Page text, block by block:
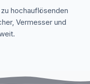
hochauflösenden
Vermesser und